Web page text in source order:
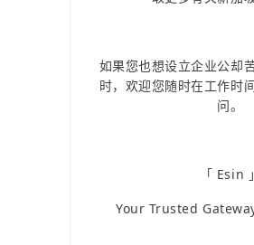
如果您也想设立企业公却
时，欢迎您随时在工作时
问。
「 Esin 」
Your Trusted